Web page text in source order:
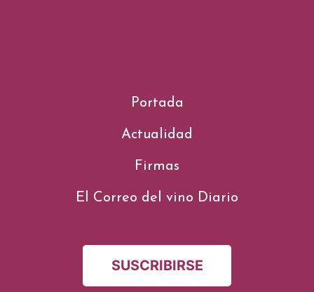
Portada
Actualidad
Firmas
El Correo del vino Diario
SUSCRIBIRSE